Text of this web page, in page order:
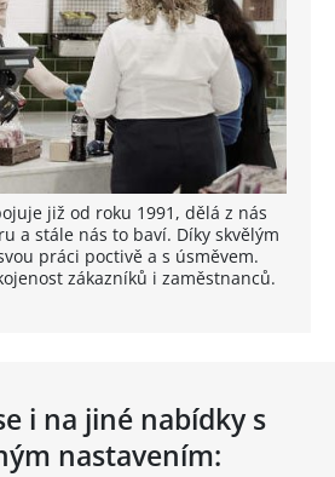
již od roku 1991, dělá z nás
a stále nás to baví. Díky skvělým
práci poctivě a s úsměvem.
zákazníků i zaměstnanců.
i na jiné nabídky s
nastavením: